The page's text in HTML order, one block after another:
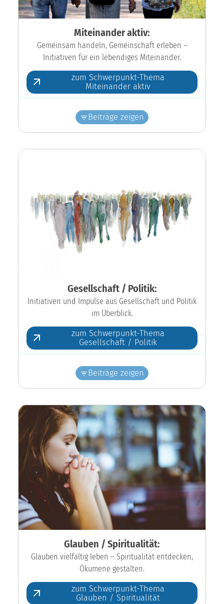
Miteinander aktiv:
Gemeinsam handeln, Gemeinschaft erleben –
Initiativen für ein lebendiges Miteinander.
zum Schwerpunkt-Thema
Miteinander aktiv
Beiträge zeigen
Gesellschaft / Politik:
Initiativen und Impulse aus Gesellschaft und Politik
im Überblick.
zum Schwerpunkt-Thema
Gesellschaft / Politik
Beiträge zeigen
Glauben / Spiritualität:
Glauben vielfältig leben – Spiritualität entdecken,
Ökumene gestalten.
zum Schwerpunkt-Thema
Glauben / Spiritualität